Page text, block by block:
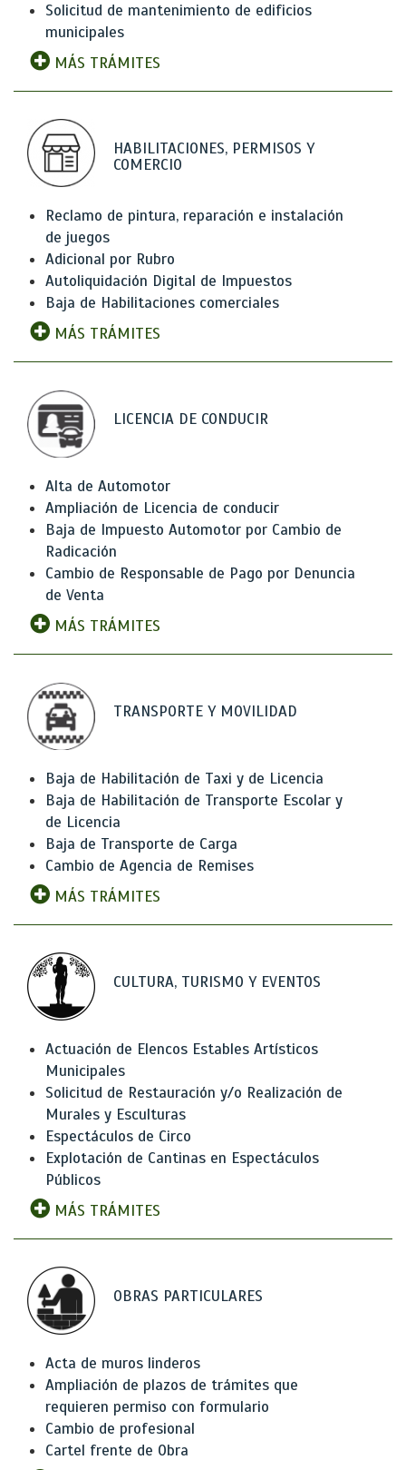
Solicitud de mantenimiento de edificios
municipales
MÁS TRÁMITES
HABILITACIONES, PERMISOS Y
COMERCIO
Reclamo de pintura, reparación e instalación
de juegos
Adicional por Rubro
Autoliquidación Digital de Impuestos
Baja de Habilitaciones comerciales
MÁS TRÁMITES
LICENCIA DE CONDUCIR
Alta de Automotor
Ampliación de Licencia de conducir
Baja de Impuesto Automotor por Cambio de
Radicación
Cambio de Responsable de Pago por Denuncia
de Venta
MÁS TRÁMITES
TRANSPORTE Y MOVILIDAD
Baja de Habilitación de Taxi y de Licencia
Baja de Habilitación de Transporte Escolar y
de Licencia
Baja de Transporte de Carga
Cambio de Agencia de Remises
MÁS TRÁMITES
CULTURA, TURISMO Y EVENTOS
Actuación de Elencos Estables Artísticos
Municipales
Solicitud de Restauración y/o Realización de
Murales y Esculturas
Espectáculos de Circo
Explotación de Cantinas en Espectáculos
Públicos
MÁS TRÁMITES
OBRAS PARTICULARES
Acta de muros linderos
Ampliación de plazos de trámites que
requieren permiso con formulario
Cambio de profesional
Cartel frente de Obra